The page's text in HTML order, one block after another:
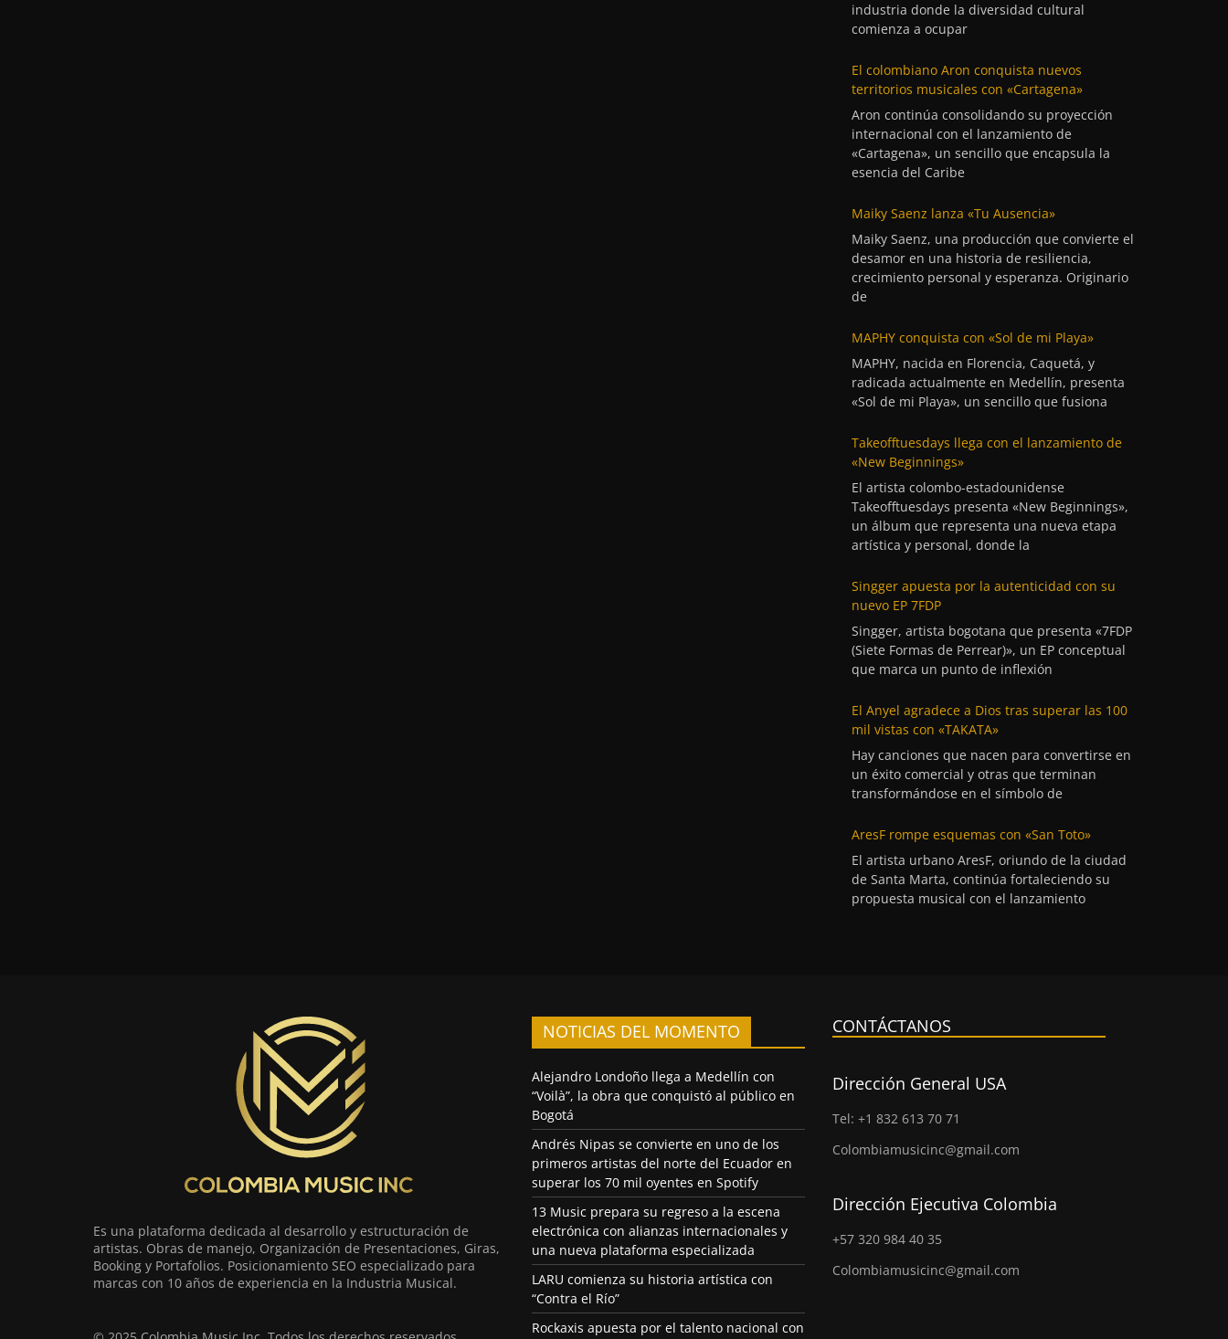
industria donde la diversidad cultural
comienza a ocupar
El colombiano Aron conquista nuevos
territorios musicales con «Cartagena»
Aron continúa consolidando su proyección
internacional con el lanzamiento de
«Cartagena», un sencillo que encapsula la
esencia del Caribe
Maiky Saenz lanza «Tu Ausencia»
Maiky Saenz, una producción que convierte el
desamor en una historia de resiliencia,
crecimiento personal y esperanza. Originario
de
MAPHY conquista con «Sol de mi Playa»
MAPHY, nacida en Florencia, Caquetá, y
radicada actualmente en Medellín, presenta
«Sol de mi Playa», un sencillo que fusiona
Takeofftuesdays llega con el lanzamiento de
«New Beginnings»
El artista colombo-estadounidense
Takeofftuesdays presenta «New Beginnings»,
un álbum que representa una nueva etapa
artística y personal, donde la
Singger apuesta por la autenticidad con su
nuevo EP 7FDP
Singger, artista bogotana que presenta «7FDP
(Siete Formas de Perrear)», un EP conceptual
que marca un punto de inflexión
El Anyel agradece a Dios tras superar las 100
mil vistas con «TAKATA»
Hay canciones que nacen para convertirse en
un éxito comercial y otras que terminan
transformándose en el símbolo de
AresF rompe esquemas con «San Toto»
El artista urbano AresF, oriundo de la ciudad
de Santa Marta, continúa fortaleciendo su
propuesta musical con el lanzamiento
Es una plataforma dedicada al desarrollo y estructuración de
artistas. Obras de manejo, Organización de Presentaciones, Giras,
Booking y Portafolios. Posicionamiento SEO especializado para
marcas con 10 años de experiencia en la Industria Musical.
NOTICIAS DEL MOMENTO
Alejandro Londoño llega a Medellín con
“Voilà”, la obra que conquistó al público en
Bogotá
Andrés Nipas se convierte en uno de los
primeros artistas del norte del Ecuador en
superar los 70 mil oyentes en Spotify
13 Music prepara su regreso a la escena
electrónica con alianzas internacionales y
una nueva plataforma especializada
LARU comienza su historia artística con
“Contra el Río”
Rockaxis apuesta por el talento nacional con
CONTÁCTANOS
Dirección General USA
Tel: +1 832 613 70 71
Colombiamusicinc@gmail.com
Dirección Ejecutiva Colombia
+57 320 984 40 35
Colombiamusicinc@gmail.com